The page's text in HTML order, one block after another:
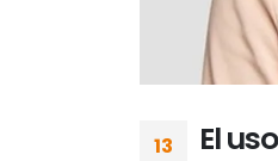
13 El